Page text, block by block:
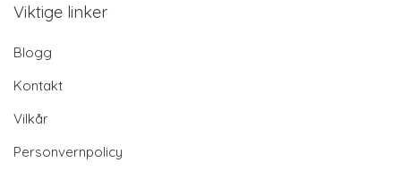
Viktige linker
Blogg
Kontakt
Vilkår
Personvernpolicy